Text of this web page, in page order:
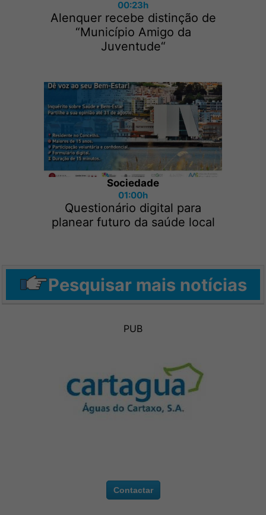
00:23h
Alenquer recebe distinção de
“Município Amigo da
Juventude“
Sociedade
01:00h
Questionário digital para
planear futuro da saúde local
Pesquisar mais notícias
PUB
Contactar